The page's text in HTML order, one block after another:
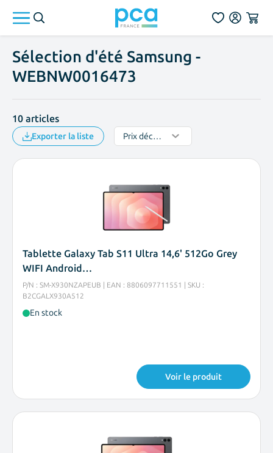
Sélection d'été Samsung -
WEBNW0016473
10 articles
Exporter la liste
Tablette Galaxy Tab S11 Ultra 14,6' 512Go Grey
WIFI Android…
P/N : SM-X930NZAPEUB | EAN : 8806097711551 | SKU :
B2CGALX930A512
En stock
Voir le produit